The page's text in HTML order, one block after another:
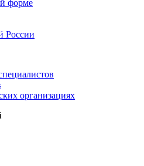
форме
России
организациях